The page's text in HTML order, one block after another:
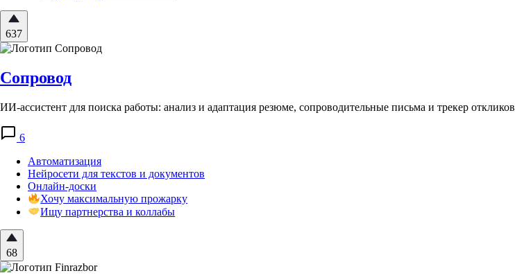
637
Сопровод
ИИ-ассистент для поиска работы: анализ и адаптация резюме, сопроводительные письма и трекер откликов
6
Автоматизация
Нейросети для текстов и документов
Онлайн-доски
Хочу максимальную прожарку
Ищу партнерства и коллабы
68